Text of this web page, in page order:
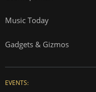
Music Today
Gadgets & Gizmos
EVENTS: